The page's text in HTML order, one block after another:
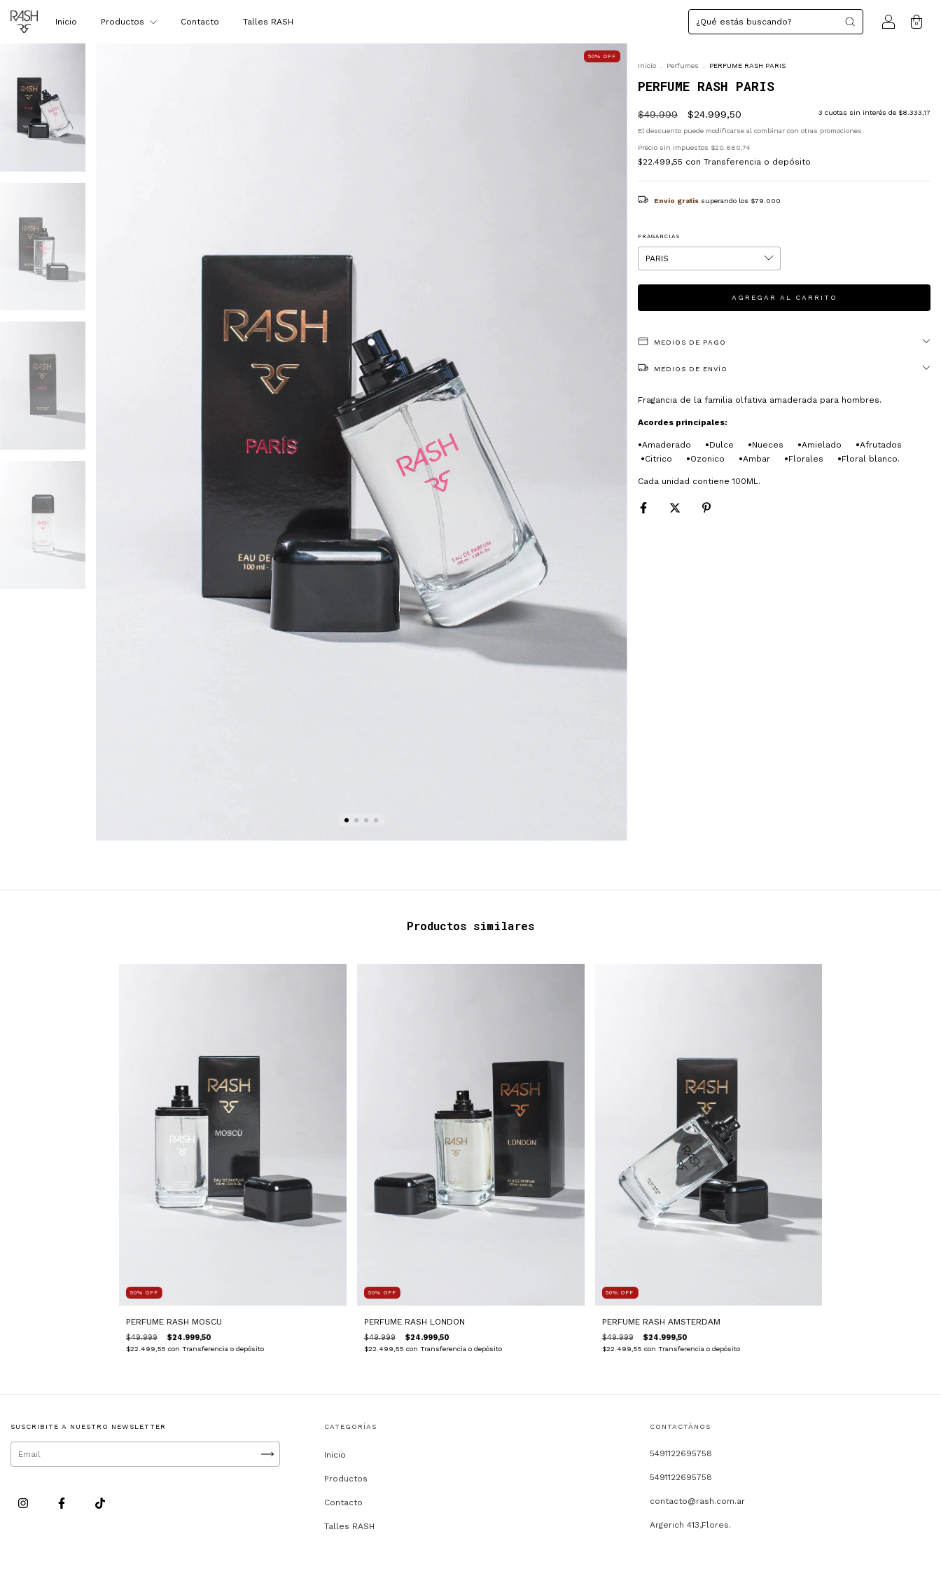
Inicio Productos Contacto Talles RASH 0
50% OFF
Inicio Perfumes PERFUME RASH PARIS
PERFUME RASH PARIS
$49.999 $24.999,50 3 cuotas sin interés de $8.333,17
El descuento puede modificarse al combinar con otras promociones.
Precio sin impuestos $20.660,74
$22.499,55 con Transferencia o depósito
Envío gratis superando los $79.000
FRAGANCIAS
MEDIOS DE PAGO
MEDIOS DE ENVÍO
Fragancia de la familia olfativa amaderada para hombres.
Acordes principales:
•Amaderado •Dulce •Nueces •Amielado •Afrutados
•Citrico •Ozonico •Ambar •Florales •Floral blanco.
Cada unidad contiene 100ML.
Productos similares
50% OFF
PERFUME RASH MOSCU
$49.999 $24.999,50
$22.499,55con Transferencia o depósito
50% OFF
PERFUME RASH LONDON
$49.999 $24.999,50
$22.499,55 con Transferencia o depósito
50%OFF
PERFUME RASH AMSTERDAM
$49.999 $24.999,50
$22.499,55con Transferencia o depósito
SUSCRIBITE A NUESTRO NEWSLETTER CATEGORÍAS
Inicio
Productos
Contacto
Talles RASH
CONTACTÁNOS
5491122695758
5491122695758
contacto@rash.com.ar
Argerich 413,Flores.